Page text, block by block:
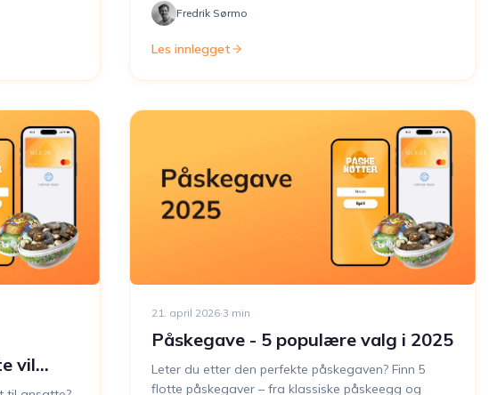
tilknytningen til Mastercard og kan personliggjøres
gang du står overfor utfordringen med å finne den
Fredrik Sørmo
Les innlegget
vil
21. april 2026·3 min
Påskegave - 5 populære valg i 2025
Leter du etter den perfekte påskegaven? Finn 5
flotte påskegaver – fra klassiske påskeegg og